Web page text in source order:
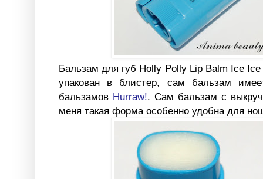
Бальзам для губ Holly Polly Lip Balm Ice
упакован в блистер, сам бальзам
бальзамов Hurraw!. Сам бальзам с
меня такая форма особенно удобна для